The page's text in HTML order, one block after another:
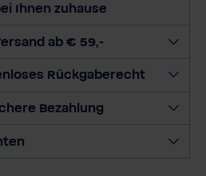
e
e
g
Ihnen zuhause
ab € 59,-
Rückgaberecht
Bezahlung